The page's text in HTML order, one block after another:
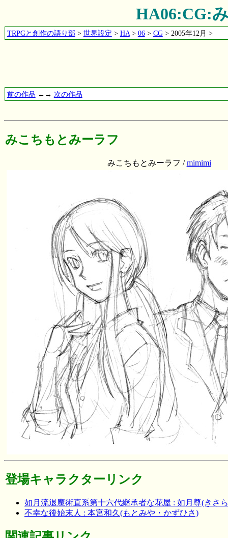
HA06:CG:
TRPGと創作の語り部> 世界設定 > HA> 06> CG> 2005年12月 >
前の作品 ←→ 次の作品
みこちもとみーラフ
みこちもとみーラフ /mimimi
登場キャラクターリンク
如月流退魔術直系第十六代継承者な花屋 : 如月尊(きさ
不幸な後始末人 : 本宮和久(もとみや・かずひさ)